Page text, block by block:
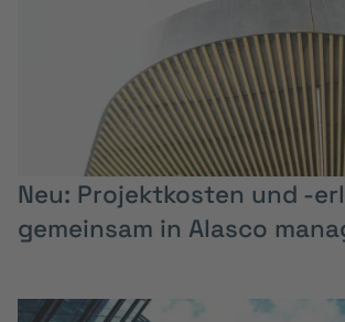
Neu: Projektkosten und -
gemeinsam in Alasco